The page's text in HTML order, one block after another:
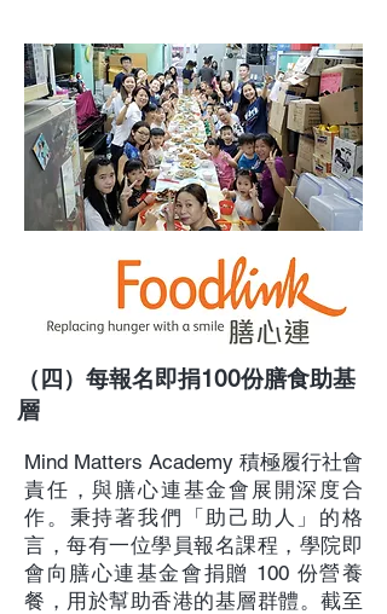
（四）每報名即捐100份膳食助基
層
Mind Matters Academy 積極履行社會
責任，與膳心連基金會展開深度合
作。秉持著我們「助己助人」的格
言，每有一位學員報名課程，學院即
會向膳心連基金會捐贈 100 份營養
餐，用於幫助香港的基層群體。截至